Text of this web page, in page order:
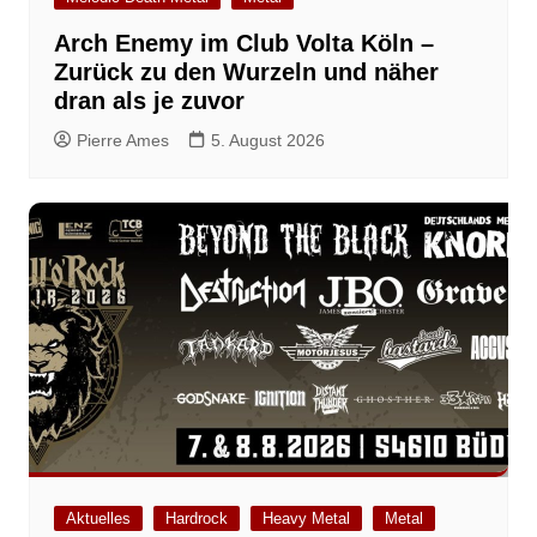
Arch Enemy im Club Volta Köln –
Zurück zu den Wurzeln und näher
dran als je zuvor
Pierre Ames 5. August 2026
Aktuelles Hardrock Heavy Metal Metal